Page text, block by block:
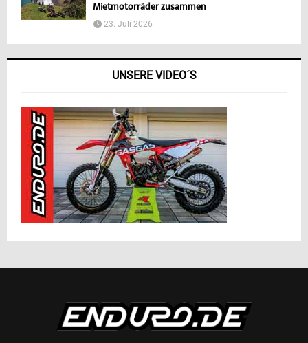
Mietmotorräder zusammen
23. Juli 2026
UNSERE VIDEO´S